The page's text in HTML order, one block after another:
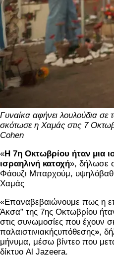
Γυναίκα αφήνει λουλούδια
σκότωσε η Χαμάς στις 7
Cohen
«Η 7η Οκτωβρίου ήταν μια
ισραηλινή κατοχή», δήλωσε
Φάουζι Μπαρχούμ,
Χαμάς
«Επαναβεβαιώνουμε πως η
Άκσα” της 7ης Οκτωβρίου
στις συνωμοσίες που έχουν
παλαιστινιακήςυπόθεσης»,
μήνυμα, μέσω βίντεο που
δίκτυο Al Jazeera.